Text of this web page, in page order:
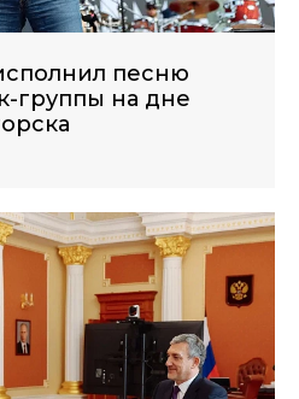
песню
группы на дне